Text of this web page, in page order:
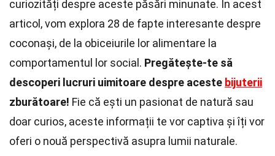
curiozități despre aceste păsări minunate. În acest
articol, vom explora 28 de fapte interesante despre
coconași, de la obiceiurile lor alimentare la
comportamentul lor social. Pregătește-te să
descoperi lucruri uimitoare despre aceste bijuterii
zburătoare! Fie că ești un pasionat de natură sau
doar curios, aceste informații te vor captiva și îți vor
oferi o nouă perspectivă asupra lumii naturale.